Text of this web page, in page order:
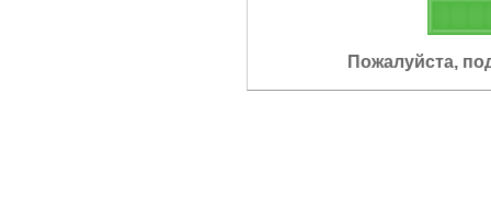
Пожалуйста,